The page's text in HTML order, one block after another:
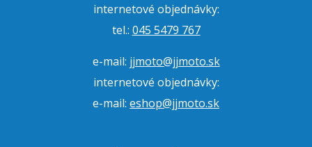
internetové objednávky:
tel.: 045 5479 767
e-mail: jjmoto@jjmoto.sk
internetové objednávky:
e-mail: eshop@jjmoto.sk